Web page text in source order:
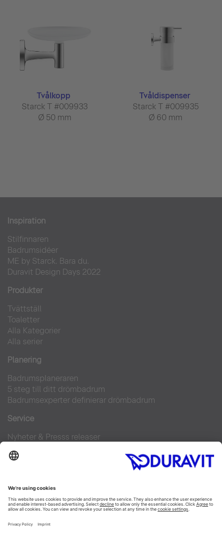
Tvålkopp
Starck T #009933
Ø 50 mm
Tvåldispenser
Starck T #009935
Ø 60 mm
Inspiration
Stilfinnaren
Badrumsidéer
ME by Starck. Bara du.
Duravit Design Days 2022
Produkter
Tvättställ
Toaletter
Alla Kategorier
Alla serier
Planering
Badrumsplaneraren
5 steg till ditt drömbadrum
Badrumsexperter definierar drömbadrum
Service
Nyheter & Presss releaser
Hitta en återförsäljare
Pinterest